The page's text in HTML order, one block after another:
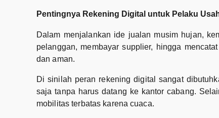
Pentingnya Rekening Digital untuk Pelaku
Dalam menjalankan ide jualan musim hujan,
pelanggan, membayar supplier, hingga
dan aman.
Di sinilah peran rekening digital sangat
saja tanpa harus datang ke kantor cabang.
mobilitas terbatas karena cuaca.